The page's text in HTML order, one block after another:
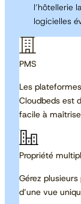
l’hôtellerie
logicielles
PMS
Les
Cloudbeds est
facile à
Propriété
Gérez
d’une vue